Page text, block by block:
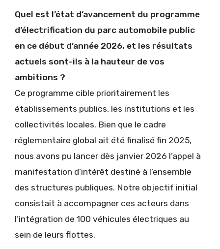
Quel est l’état d’avancement du programme
d’électrification du parc automobile public
en ce début d’année 2026, et les résultats
actuels sont-ils à la hauteur de vos
ambitions ?
Ce programme cible prioritairement les
établissements publics, les institutions et les
collectivités locales. Bien que le cadre
réglementaire global ait été finalisé fin 2025,
nous avons pu lancer dès janvier 2026 l’appel à
manifestation d’intérêt destiné à l’ensemble
des structures publiques. Notre objectif initial
consistait à accompagner ces acteurs dans
l’intégration de 100 véhicules électriques au
sein de leurs flottes.